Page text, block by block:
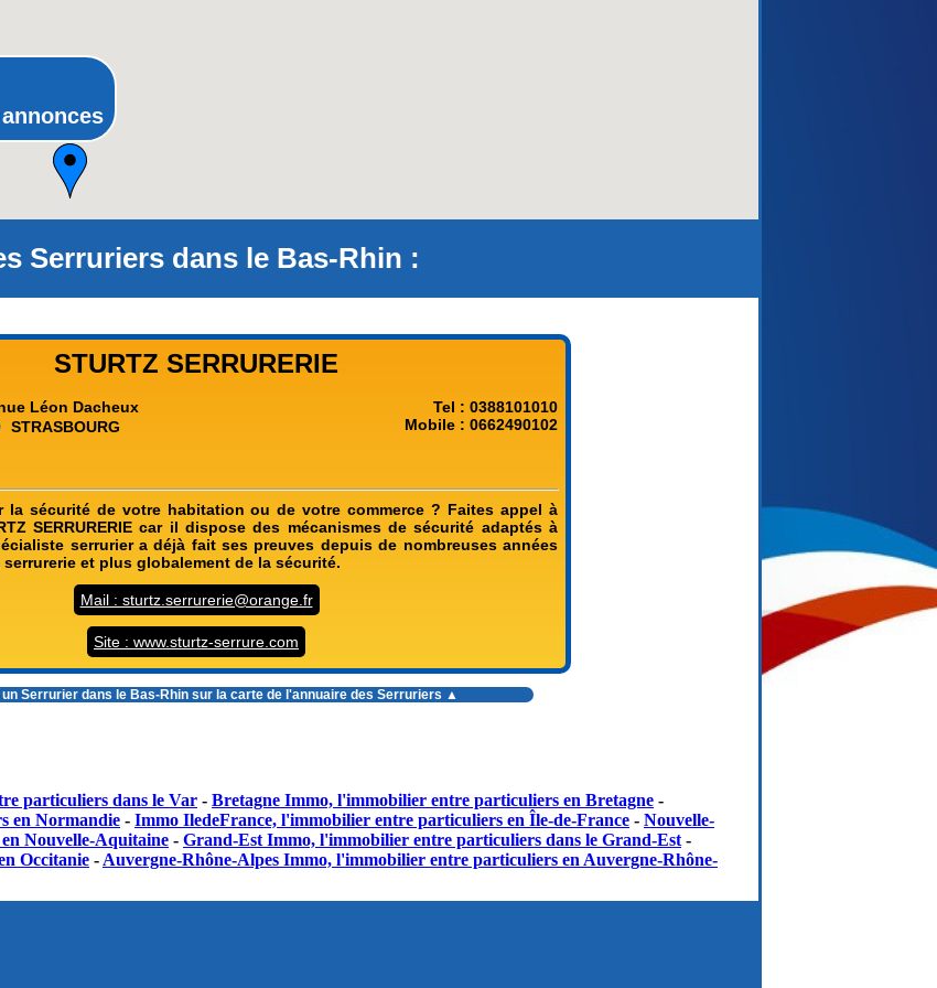
Serruriers dans le Bas-Rhin :
STURTZ SERRURERIE
Léon Dacheux
STRASBOURG
Tel : 0388101010
Mobile : 0662490102
la sécurité de votre habitation ou de votre commerce ? Faites appel à
SERRURERIE car il dispose des mécanismes de sécurité adaptés à
serrurier a déjà fait ses preuves depuis de nombreuses années
et plus globalement de la sécurité.
Mail : sturtz.serrurerie@orange.fr
Site : www.sturtz-serrure.com
Serrurier dans le Bas-Rhin sur la carte de l'annuaire des Serruriers ▲
particuliers dans le Var - Bretagne Immo, l'immobilier entre particuliers en Bretagne -
en Normandie - Immo IledeFrance, l'immobilier entre particuliers en Île-de-France - Nouvelle-
Nouvelle-Aquitaine - Grand-Est Immo, l'immobilier entre particuliers dans le Grand-Est -
Occitanie - Auvergne-Rhône-Alpes Immo, l'immobilier entre particuliers en Auvergne-Rhône-